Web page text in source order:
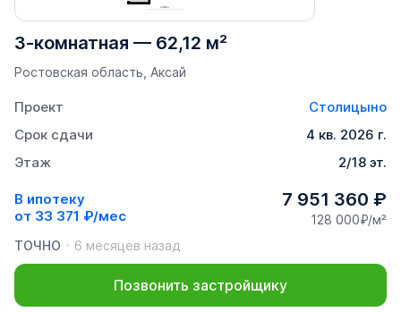
3-комнатная — 62,12 м²
Ростовская область, Аксай
Проект
Столицыно
Срок сдачи
4 кв. 2026 г.
Этаж
2/18 эт.
В ипотеку
от 33 371 ₽/мес
7 951 360 ₽
128 000₽/м²
ТОЧНО
6 месяцев назад
Позвонить застройщику